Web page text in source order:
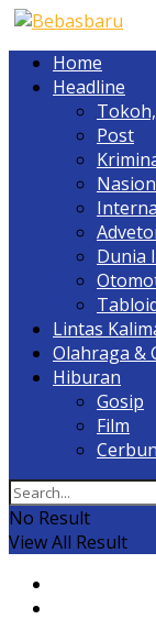
Home
Headline
Post
Dunia
Lintas
Olahraga &
Hiburan
Gosip
Film
No Result
View All Result